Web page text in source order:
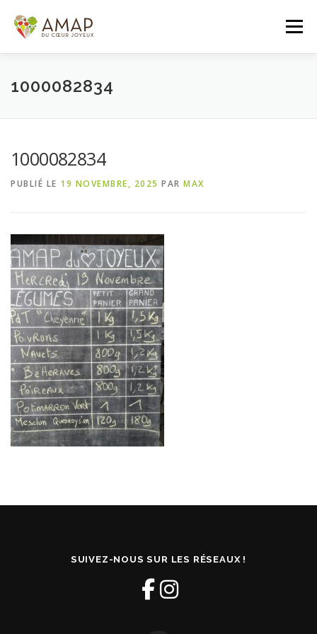
contenu
Menu
ACCUEIL L’AMAP
PANIER DE LA SEMAINE
1000082834
1000082834
PUBLIÉ LE 19 NOVEMBRE, 2025 PAR MAX
SUIVEZ-NOUS SUR LES RÉSEAUX !